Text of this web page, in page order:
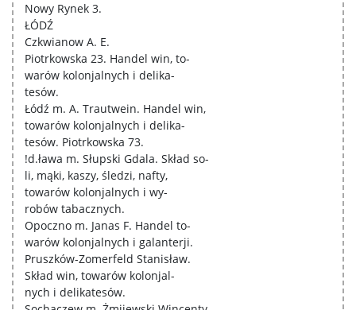
Nowy Rynek 3.
ŁÓDŹ
Czkwianow A. E.
Piotrkowska 23. Handel win, to-
warów kolonjalnych i delika-
tesów.
Łódź m. A. Trautwein. Handel win,
towarów kolonjalnych i delika-
tesów. Piotrkowska 73.
!d.ława m. Słupski Gdala. Skład so-
li, mąki, kaszy, śledzi, nafty,
towarów kolonjalnych i wy-
robów tabacznych.
Opoczno m. Janas F. Handel to-
warów kolonjalnych i galanterji.
Pruszków-Zomerfeld Stanisław.
Skład win, towarów kolonjal-
nych i delikatesów.